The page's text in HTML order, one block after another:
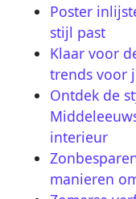
Poster
stijl past
Klaar voor
trends voor
Ontdek de
interieur
manieren